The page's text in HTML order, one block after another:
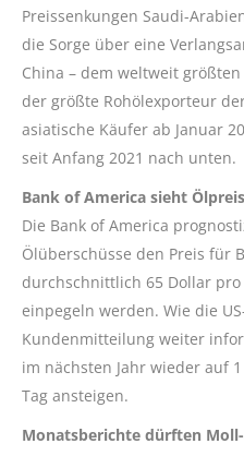
Preissenkungen Saudi-
die Sorge über eine
China – dem weltweit
der größte Rohölexporteur
asiatische Käufer ab Januar
seit Anfang 2021 nach unten.
Bank of America sieht
Die Bank of America
Ölüberschüsse den Preis für
durchschnittlich 65 Dollar
einpegeln werden. Wie die
Kundenmitteilung weiter
im nächsten Jahr wieder auf
Tag ansteigen.
Monatsberichte dürften